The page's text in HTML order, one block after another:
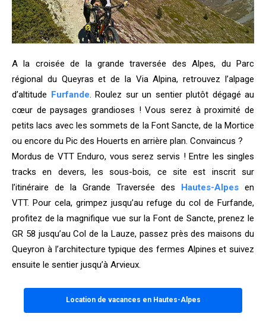
A la croisée de la grande traversée des Alpes, du Parc
régional du Queyras et de la Via Alpina, retrouvez l’alpage
d’altitude
Furfande. Roulez sur un sentier plutôt dégagé au
cœur de paysages grandioses ! Vous serez à proximité de
petits lacs avec les sommets de la Font Sancte, de la Mortice
ou encore du Pic des Houerts en arrière plan. Convaincus ?
Mordus de VTT Enduro, vous serez servis ! Entre les singles
tracks en devers, les sous-bois, ce site est inscrit sur
l’itinéraire de la Grande Traversée des
Hautes-Alpes en
VTT. Pour cela, grimpez jusqu’au refuge du col de Furfande,
profitez de la magnifique vue sur la Font de Sancte, prenez le
GR 58 jusqu’au Col de la Lauze, passez près des maisons du
Queyron à l’architecture typique des fermes Alpines et suivez
ensuite le sentier jusqu’à Arvieux.
Location de vacances en Hautes-Alpes